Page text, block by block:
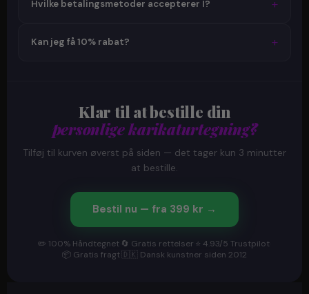
Prisen tilpasses automatisk afhængigt af antal. Upload
klarer resten.
Hvilke betalingsmetoder accepterer I? +
Pay, Google Pay og bankoverførsel. Alle betalinger er
Kan jeg få 10% rabat? +
Klar til at bestille din
personlige karikaturtegning?
Tilføj til kurven øverst på siden — det tager kun 3 minutter
at bestille.
Bestil nu — fra 399 kr →
✏️ 100% Håndtegnet 🔄 Gratis rettelser ⭐ 4.93/5 Trustpilot
📦 Gratis fragt 🇩🇰 Dansk kunstner siden 2012